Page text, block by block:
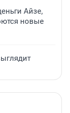
Айзе,
новые